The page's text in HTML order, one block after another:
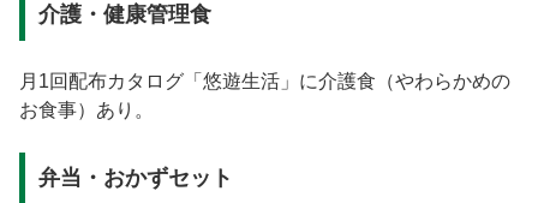
介護・健康管理食
月1回配布カタログ「悠遊生活」に介護食（やわらかめの
お食事）あり。
弁当・おかずセット